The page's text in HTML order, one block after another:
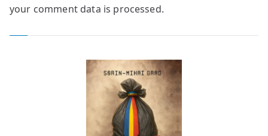
your comment data is processed.